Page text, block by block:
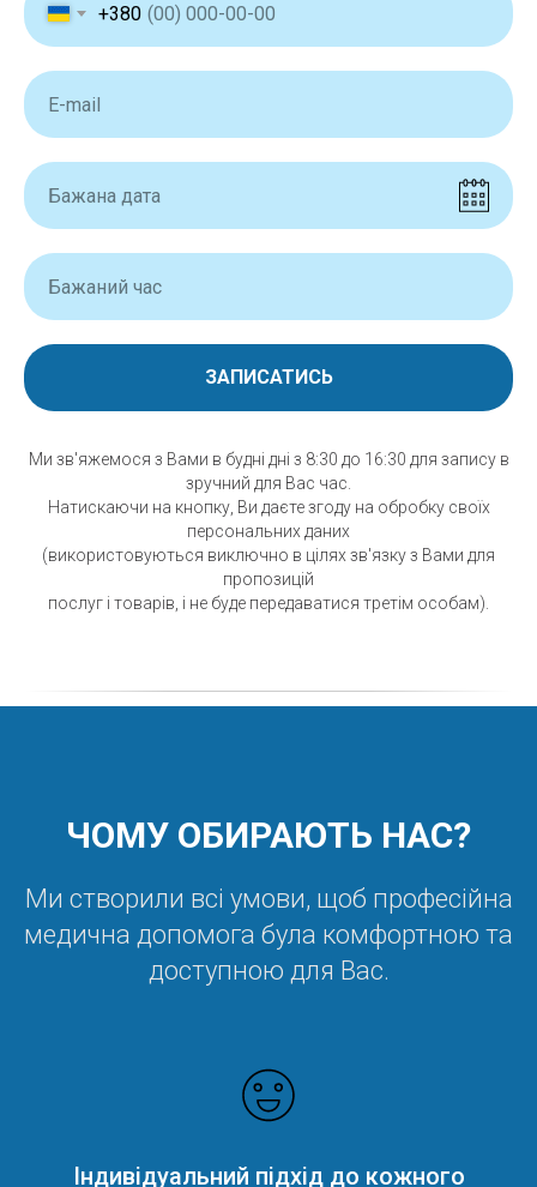
+380
ЗАПИСАТИСЬ
Ми зв'яжемося з Вами в будні дні з 8:30 до 16:30 для запису в
зручний для Вас час.
Натискаючи на кнопку, Ви даєте згоду на обробку своїх
персональних даних
(використовуються виключно в цілях зв'язку з Вами для
пропозицій
послуг і товарів, і не буде передаватися третім особам).
ЧОМУ ОБИРАЮТЬ НАС?
Ми створили всі умови, щоб професійна
медична допомога була комфортною та
доступною для Вас.
Індивідуальний підхід до кожного